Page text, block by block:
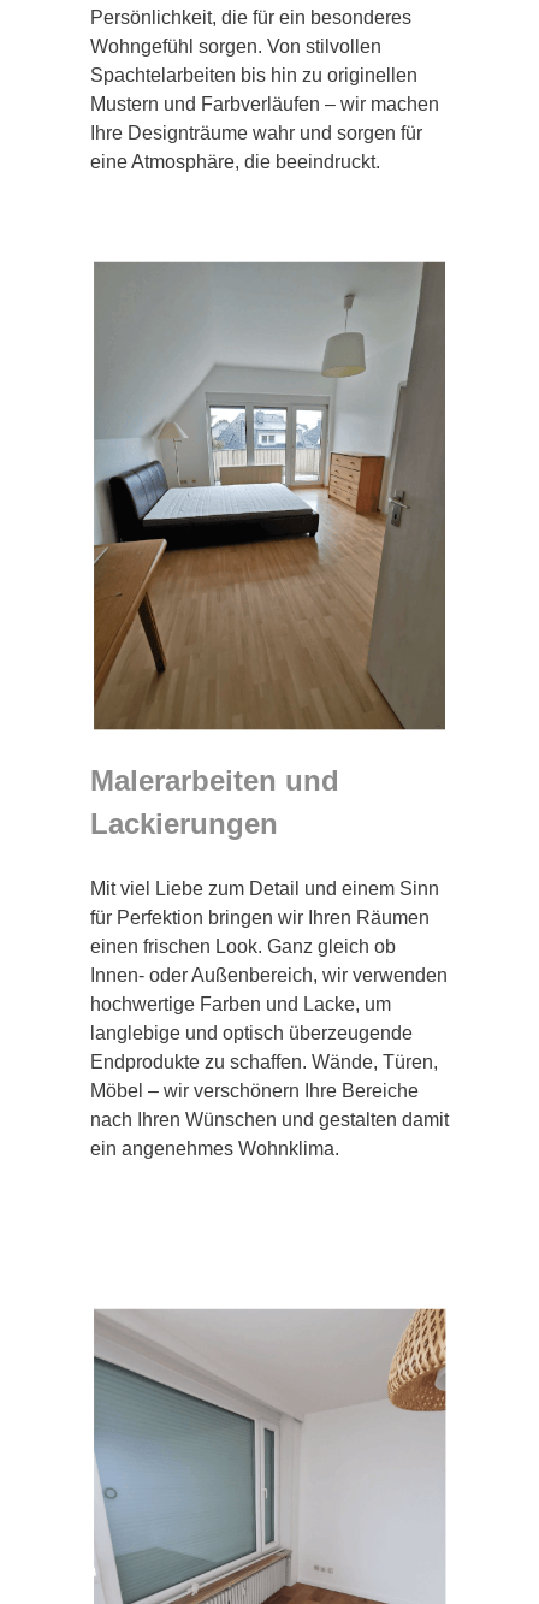
Persönlichkeit, die für ein besonderes
Wohngefühl sorgen. Von stilvollen
Spachtelarbeiten bis hin zu originellen
Mustern und Farbverläufen – wir machen
Ihre Designträume wahr und sorgen für
eine Atmosphäre, die beeindruckt.
Malerarbeiten und
Lackierungen
Mit viel Liebe zum Detail und einem Sinn
für Perfektion bringen wir Ihren Räumen
einen frischen Look. Ganz gleich ob
Innen- oder Außenbereich, wir verwenden
hochwertige Farben und Lacke, um
langlebige und optisch überzeugende
Endprodukte zu schaffen. Wände, Türen,
Möbel – wir verschönern Ihre Bereiche
nach Ihren Wünschen und gestalten damit
ein angenehmes Wohnklima.